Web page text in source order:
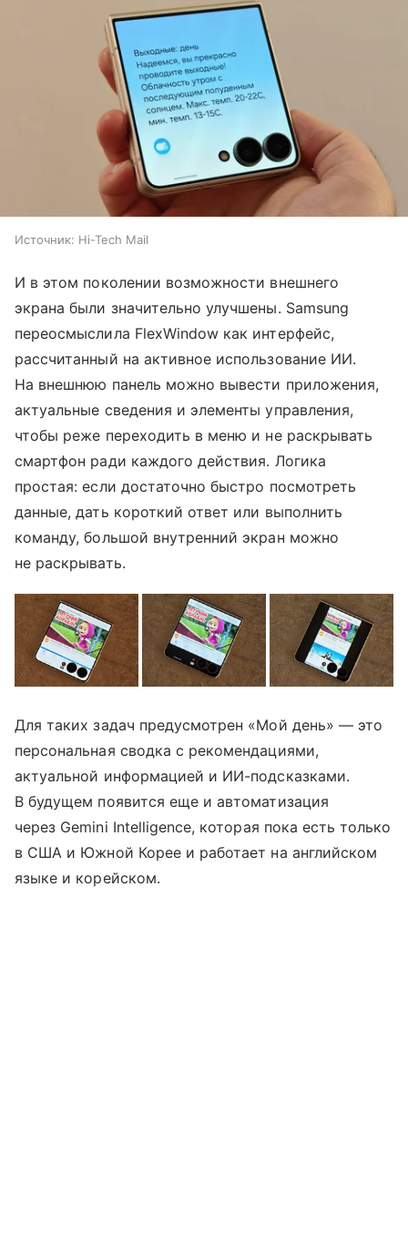
Источник: Hi-Tech Mail
И в этом поколении возможности внешнего
экрана были значительно улучшены. Samsung
переосмыслила FlexWindow как интерфейс,
рассчитанный на активное использование ИИ.
На внешнюю панель можно вывести приложения,
актуальные сведения и элементы управления,
чтобы реже переходить в меню и не раскрывать
смартфон ради каждого действия. Логика
простая: если достаточно быстро посмотреть
данные, дать короткий ответ или выполнить
команду, большой внутренний экран можно
не раскрывать.
Для таких задач предусмотрен «Мой день» — это
персональная сводка с рекомендациями,
актуальной информацией и ИИ-подсказками.
В будущем появится еще и автоматизация
через Gemini Intelligence, которая пока есть только
в США и Южной Корее и работает на английском
языке и корейском.